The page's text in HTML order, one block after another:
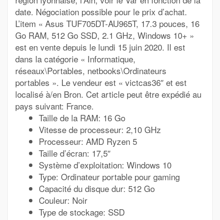
date. Négociation possible pour le prix d’achat.
L’item « Asus TUF705DT-AU965T, 17.3 pouces, 16
Go RAM, 512 Go SSD, 2.1 GHz, Windows 10+ »
est en vente depuis le lundi 15 juin 2020. Il est
dans la catégorie « Informatique,
réseaux\Portables, netbooks\Ordinateurs
portables ». Le vendeur est « victcas36″ et est
localisé à/en Bron. Cet article peut être expédié au
pays suivant: France.
Taille de la RAM: 16 Go
Vitesse de processeur: 2,10 GHz
Processeur: AMD Ryzen 5
Taille d’écran: 17,5″
Système d’exploitation: Windows 10
Type: Ordinateur portable pour gaming
Capacité du disque dur: 512 Go
Couleur: Noir
Type de stockage: SSD